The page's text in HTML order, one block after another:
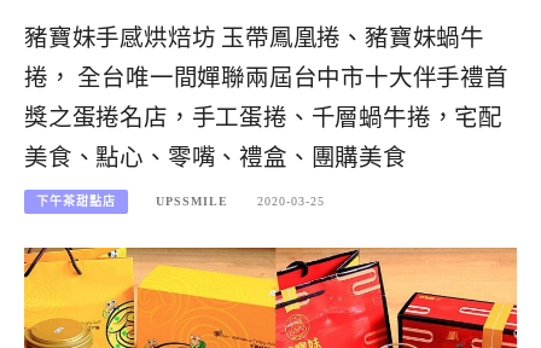
豬寶妹手感烘焙坊 玉帶鳳凰捲、豬寶妹蝸牛
捲， 全台唯一間嬋聯兩屆台中市十大伴手禮首
獎之蛋捲名店，手工蛋捲、千層蝸牛捲，宅配
美食、點心、零嘴、禮盒、團購美食
下午茶甜點店 UPSSMILE 2020-03-25